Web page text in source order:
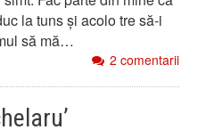
la tuns și acolo tre să-i
să mă…
2 comentarii